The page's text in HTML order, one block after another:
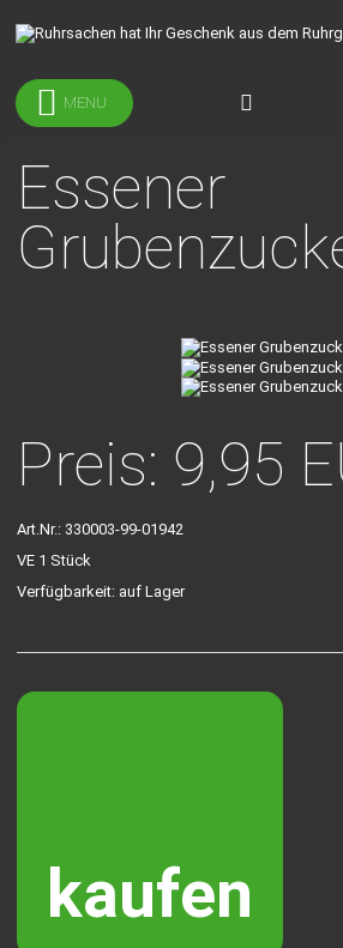
MENU
Essener
Preis: 9,95
Art.Nr.: 330003-99-01942
VE 1 Stück
Verfügbarkeit: auf Lager
kaufen